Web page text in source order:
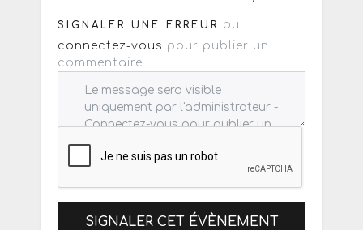
SIGNALER UNE ERREUR
ou
connectez-vous pour publier un
commentaire
SIGNALER CET ÉVÈNEMENT